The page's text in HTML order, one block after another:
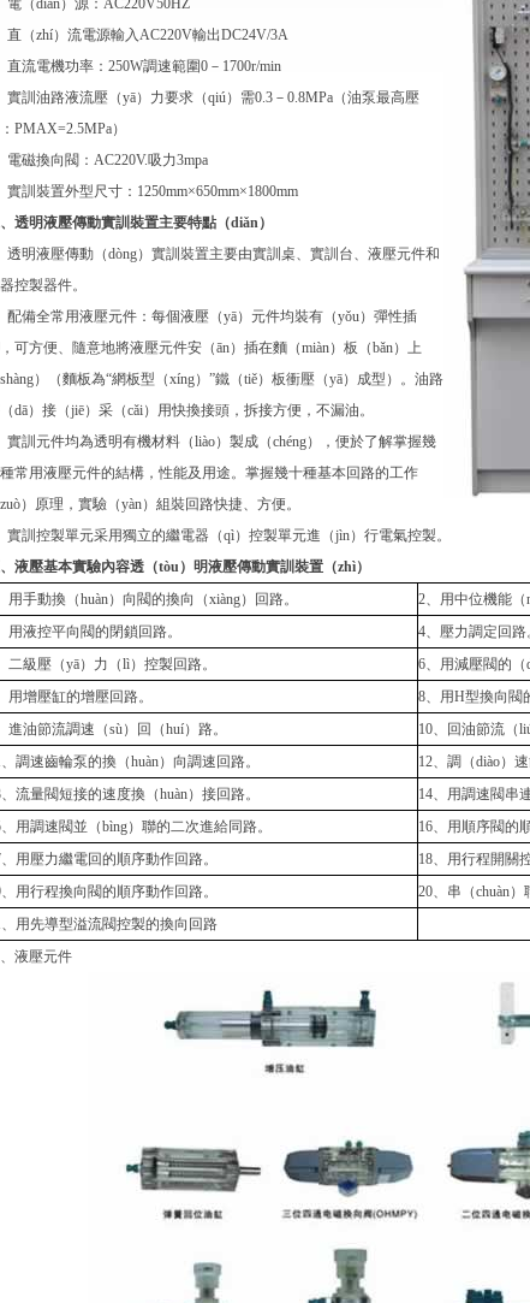
電（diàn）源：AC220V50HZ
直（zhí）流電源輸入AC220V輸出DC24V/3A
直流電機功率：250W調速範圍0－1700r/min
實訓油路液流壓（yā）力要求（qiú）需0.3－0.8MPa（油泵最高壓
PMAX=2.5MPa）
電磁換向閥：AC220V.吸力3mpa
實訓裝置外型尺寸：1250mm×650mm×1800mm
透明液壓傳動實訓裝置主要特點（diǎn）
透明液壓傳動（dòng）實訓裝置主要由實訓桌、實訓台、液壓元件和
控製器件。
配備全常用液壓元件：每個液壓（yā）元件均裝有（yǒu）彈性插
可方便、隨意地將液壓元件安（ān）插在麵（miàn）板（bǎn）上
shàng）（麵板為“網板型（xíng）”鐵（tiě）板衝壓（yā）成型）。油路
dā）接（jiē）采（cǎi）用快換接頭，拆接方便，不漏油。
實訓元件均為透明有機材料（liào）製成（chéng），便於了解掌握幾
常用液壓元件的結構，性能及用途。掌握幾十種基本回路的工作
zuò）原理，實驗（yàn）組裝回路快捷、方便。
實訓控製單元采用獨立的繼電器（qì）控製單元進（jìn）行電氣控製。
液壓基本實驗內容透（tòu）明液壓傳動實訓裝置（zhì）
用手動換（huàn）向閥的換向（xiàng）回路。
2、用中位機能（
用液控平向閥的閉鎖回路。
4、壓力調定回路
二級壓（yā）力（lì）控製回路。
6、用減壓閥的（
用增壓缸的增壓回路。
8、用H型換向閥
進油節流調速（sù）回（huí）路。
10、回油節流（
、調速齒輪泵的換（huàn）向調速回路。
12、調（diào）
、流量閥短接的速度換（huàn）接回路。
14、用調速閥串
、用調速閥並（bìng）聯的二次進給同路。
16、用順序閥的
、用壓力繼電回的順序動作回路。
18、用行程開關
、用行程換向閥的順序動作回路。
20、串（chuàn）
、用先導型溢流閥控製的換向回路
液壓元件